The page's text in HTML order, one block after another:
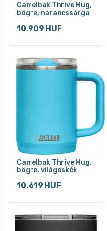
Camelbak Thrive Mug,
bögre, narancssárga
10.909 HUF
Camelbak Thrive Mug,
bögre, világoskék
10.619 HUF